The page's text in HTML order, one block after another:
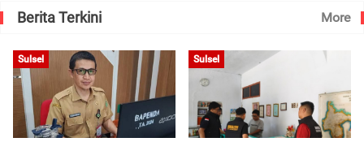
Berita Terkini More
Sulsel Sulsel